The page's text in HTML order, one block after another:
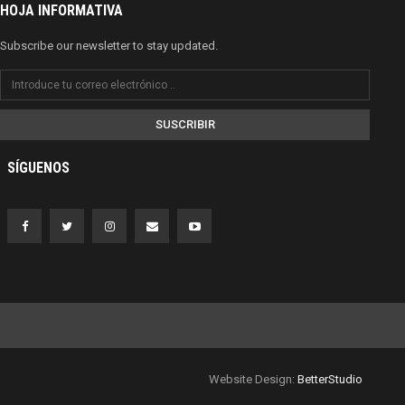
HOJA INFORMATIVA
Subscribe our newsletter to stay updated.
SUSCRIBIR
SÍGUENOS
Website Design: BetterStudio